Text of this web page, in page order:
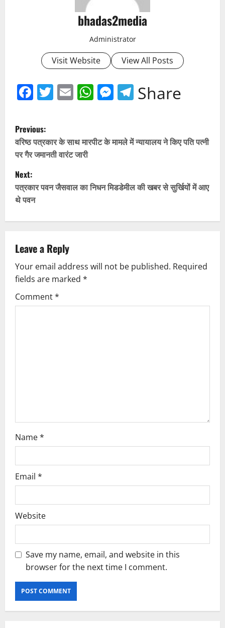
bhadas2media
Administrator
Visit Website View All Posts
Facebook
Twitter
EmailWhatsApp
Messenger
Telegram
Share
P
o
s
t
n
v
i
g
Previous:
वरिष्ठ पत्रकार के साथ मारपीट के मामले में न्यायालय ने किए पति पत्नी
पर गैर जमानती वारंट जारी
Next:
पत्रकार पवन जैसवाल का निधन मिडडेमील की खबर से सुर्खियों में आए
थे पवन
Leave a Reply
Your email address will not be published. Required
fields are marked *
Comment*
Name*
Email *
Website
Save my name, email, and website in this
browser for the next time I comment.